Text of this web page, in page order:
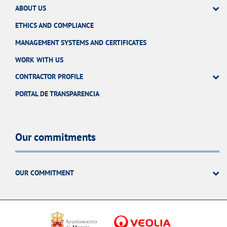
ABOUT US
ETHICS AND COMPLIANCE
MANAGEMENT SYSTEMS AND CERTIFICATES
WORK WITH US
CONTRACTOR PROFILE
PORTAL DE TRANSPARENCIA
Our commitments
OUR COMMITMENT